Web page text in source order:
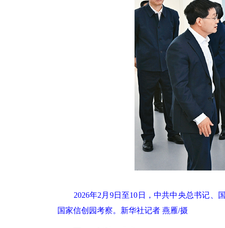
2026年2月9日至10日，中共中央总书记、
国家信创园考察。新华社记者 燕雁/摄